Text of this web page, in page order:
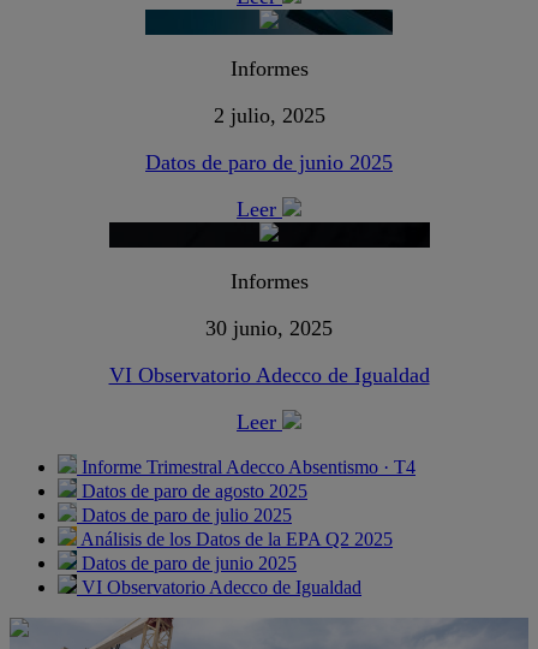
Informes
2 julio, 2025
Datos de paro de junio 2025
Leer
Informes
30 junio, 2025
VI Observatorio Adecco de Igualdad
Leer
Informe Trimestral Adecco Absentismo · T4
Datos de paro de agosto 2025
Datos de paro de julio 2025
Análisis de los Datos de la EPA Q2 2025
Datos de paro de junio 2025
VI Observatorio Adecco de Igualdad